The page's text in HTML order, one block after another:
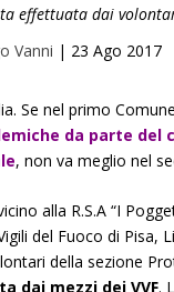
effettuata dai
Vanni | 23 Ago 2017
Se nel primo
da parte del
, non va meglio nel
alla R.S.A “I
del Fuoco di Pisa,
della sezione
dai mezzi dei VVF.